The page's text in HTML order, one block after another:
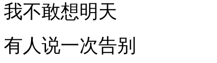
我不敢想明天
有人说一次告别